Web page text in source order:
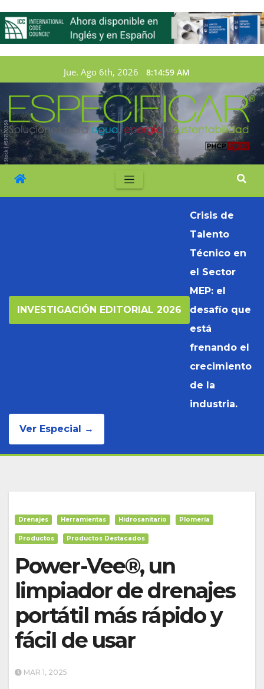
Jue. Ago 6th, 2026 8:15:01 AM
INVESTIGACIÓN EDITORIAL 2026
Crisis de
Talento
Técnico en
el Sector
MEP: el
desafío que
está
frenando el
crecimiento
de la
industria.
Ver Especial →
Drenajes Herramientas Hidrosanitario Plomería
Productos Productos Destacados
Power-Vee®, un
limpiador de drenajes
portátil más rápido y
fácil de usar
MAR 1, 2025